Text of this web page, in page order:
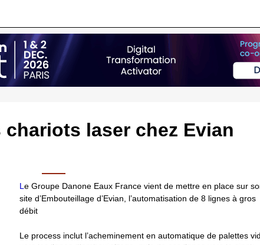
chariots laser chez Evian
Le Groupe Danone Eaux France vient de mettre en place sur
site d’Embouteillage d’Evian, l’automatisation de 8 lignes à gros
débit
Le process inclut l’acheminement en automatique de palettes